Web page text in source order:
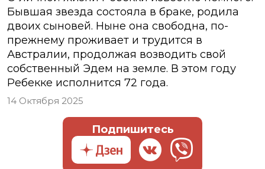
Бывшая звезда состояла в браке, родила
двоих сыновей. Ныне она свободна, по-
прежнему проживает и трудится в
Австралии, продолжая возводить свой
собственный Эдем на земле. В этом году
Ребекке исполнится 72 года.
14 Октября 2025
Подпишитесь